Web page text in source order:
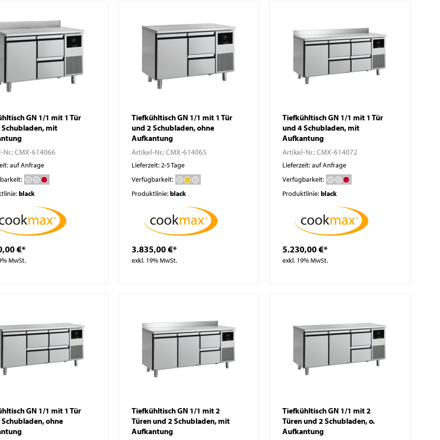
Pizza- / Saladetten
Kühlaufsatzvitrinen
Schockfroster
Wein- und
Flaschenkühlschränke
Eisbereiter
GN-Behälter
Boxen
GN 1/1 mit 1 Tür
Schubladen, mit
Nr.:CMX-614066
auf Anfrage
black
€*
MwSt.
Tiefkühltisch GN 1/1 mit 1 Tür
und 2 Schubladen, ohne
Aufkantung
Artikel-Nr.:CMX-614065
Lieferzeit: 2-5 Tage
Verfügbarkeit:
Produktlinie:black
3.835,00 €*
exkl. 19% MwSt.
Tiefkühltisch GN 1/1 mit 1 Tür
und 4 Schubladen, mit
Aufkantung
Artikel-Nr.:CMX-614072
Lieferzeit: auf Anfrage
Verfügbarkeit:
Produktlinie:black
5.230,00 €*
exkl. 19% MwSt.
GN 1/1 mit 1 Tür
ohne
Tiefkühltisch GN 1/1 mit 2
Türen und 2 Schubladen, mit
Aufkantung
Tiefkühltisch GN 1/1 mit 2
Türen und 2 Schubladen, o.
Aufkantung